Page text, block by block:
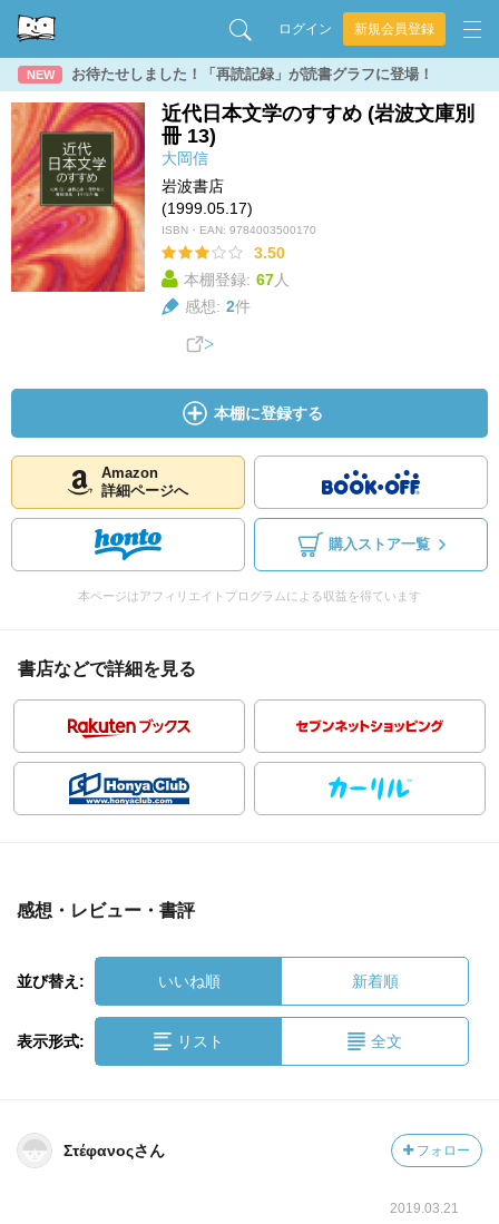
ログイン 新規会員登録
NEW お待たせしました！「再読記録」が読書グラフに登場！
近代日本文学のすすめ (岩波文庫別
冊 13)
大岡信
岩波書店
(1999.05.17)
ISBN・EAN: 9784003500170
3.50
本棚登録: 67人
感想: 2件
本棚に登録する
Amazon
詳細ページへ
購入ストア一覧
本ページはアフィリエイトプログラムによる収益を得ています
書店などで詳細を見る
感想・レビュー・書評
並び替え: いいね順 新着順
表示形式: リスト 全文
Στέφανοςさん フォロー
2019.03.21